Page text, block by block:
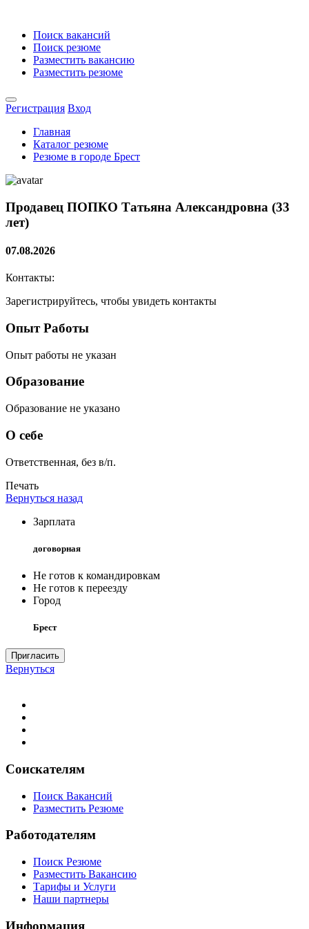
Поиск вакансий
Поиск резюме
Разместить вакансию
Разместить резюме
Регистрация Вход
Главная
Каталог резюме
Резюме в городе Брест
Продавец ПОПКО Татьяна Александровна (33
лет)
07.08.2026
Контакты:
Зарегистрируйтесь, чтобы увидеть контакты
Опыт Работы
Опыт работы не указан
Образование
Образование не указано
О себе
Ответственная, без в/п.
Печать
Вернуться назад
Зарплата
договорная
Не готов к командировкам
Не готов к переезду
Город
Брест
Пригласить
Вернуться
Соискателям
Поиск Вакансий
Разместить Резюме
Работодателям
Поиск Резюме
Разместить Вакансию
Тарифы и Услуги
Наши партнеры
Информация